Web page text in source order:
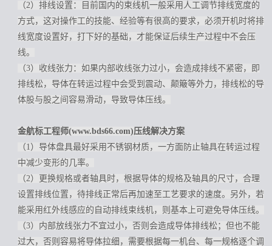
（2）排线设置：目前国内的束线机一般采用人工调节排线宽度的
方式，这对操作工的技能、经验等有很高的要求，必须开机时将排
线宽度设置好，打下好的基础，才能保证后续生产过程中不会压
线。
（3）收线张力：如果内部收线张力过小，会造成排线不紧密，即
排线松，导体在转运过程中会受到震动、颠簸等外力，排线松的导
体股与股之间容易滑动，导致导体压线。
金航标工程师(www.bds66.com)压线解决方案
（1）导体盘具最好采用不锈钢材质，一方面防止轴具在转运过程
中减少变形的几率。
（2）更换规格或者轴具时，根据导体的规格及轴具的尺寸，合理
设置排线位置，待排线正常后再加速至工艺要求的速度。另外，若
能采用红外线感应的自动排线束线机，则基本上可避免导体压线。
（3）内部放线张力不宜过小，否则会造成导体排线松；但也不能
过大，否则容易将导体拉细，需要根据每一机台、每一规格逐个调